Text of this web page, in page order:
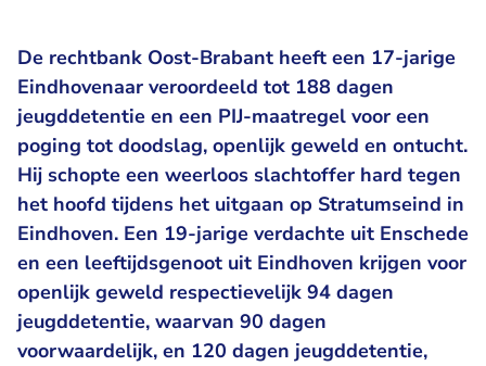
De rechtbank Oost-Brabant heeft een 17-jarige
Eindhovenaar veroordeeld tot 188 dagen
jeugddetentie en een PIJ-maatregel voor een
poging tot doodslag, openlijk geweld en ontucht.
Hij schopte een weerloos slachtoffer hard tegen
het hoofd tijdens het uitgaan op Stratumseind in
Eindhoven. Een 19-jarige verdachte uit Enschede
en een leeftijdsgenoot uit Eindhoven krijgen voor
openlijk geweld respectievelijk 94 dagen
jeugddetentie, waarvan 90 dagen
voorwaardelijk, en 120 dagen jeugddetentie,